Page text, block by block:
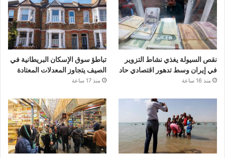
نقص السيولة يغذي نشاط التزوير
في إيران وسط تدهور اقتصادي حاد
منذ 16 ساعة
تباطؤ سوق الإسكان البريطانية في
الصيف يتجاوز المعدلات المعتادة
منذ 17 ساعة